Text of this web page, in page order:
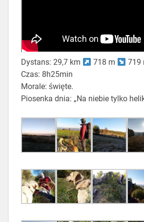
Dystans: 29,7 km 718 m
719
Czas: 8h25min
Morale: święte.
Piosenka dnia: „Na niebie tylko